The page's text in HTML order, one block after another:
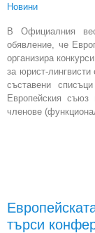
Новини
В Официалния
обявление, че
организира
за юрист-
съставени
Европейския
членове
търси